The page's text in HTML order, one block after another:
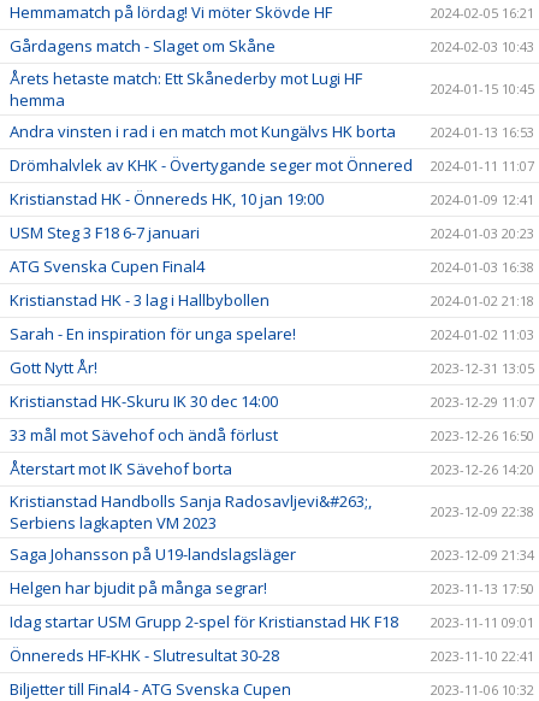
Hemmamatch på lördag! Vi möter Skövde HF 2024-02-05 16:21
Gårdagens match - Slaget om Skåne 2024-02-03 10:43
Årets hetaste match: Ett Skånederby mot Lugi HF
hemma
2024-01-15 10:45
Andra vinsten i rad i en match mot Kungälvs HK borta 2024-01-13 16:53
Drömhalvlek av KHK - Övertygande seger mot Önnered 2024-01-11 11:07
Kristianstad HK - Önnereds HK, 10 jan 19:00 2024-01-09 12:41
USM Steg 3 F18 6-7 januari 2024-01-03 20:23
ATG Svenska Cupen Final4 2024-01-03 16:38
Kristianstad HK - 3 lag i Hallbybollen 2024-01-02 21:18
Sarah - En inspiration för unga spelare! 2024-01-02 11:03
Gott Nytt År! 2023-12-31 13:05
Kristianstad HK-Skuru IK 30 dec 14:00 2023-12-29 11:07
33 mål mot Sävehof och ändå förlust 2023-12-26 16:50
Återstart mot IK Sävehof borta 2023-12-26 14:20
Kristianstad Handbolls Sanja Radosavljevi&#263;,
Serbiens lagkapten VM 2023
2023-12-09 22:38
Saga Johansson på U19-landslagsläger 2023-12-09 21:34
Helgen har bjudit på många segrar! 2023-11-13 17:50
Idag startar USM Grupp 2-spel för Kristianstad HK F18 2023-11-11 09:01
Önnereds HF-KHK - Slutresultat 30-28 2023-11-10 22:41
Biljetter till Final4 - ATG Svenska Cupen 2023-11-06 10:32